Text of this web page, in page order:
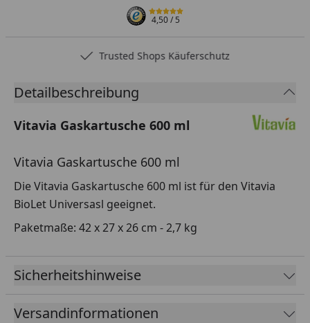
4,50/ 5
Trusted Shops Käuferschutz
Detailbeschreibung
Vitavia Gaskartusche 600 ml
Vitavia Gaskartusche 600 ml
Die Vitavia Gaskartusche 600 ml ist für den Vitavia
BioLet Universasl geeignet.
Paketmaße: 42 x 27 x 26 cm - 2,7 kg
Sicherheitshinweise
Versandinformationen